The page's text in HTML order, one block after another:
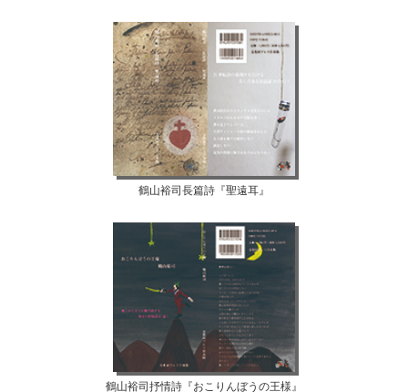
鶴山裕司長篇詩『聖遠耳』
鶴山裕司抒情詩『おこりんぼうの王様』